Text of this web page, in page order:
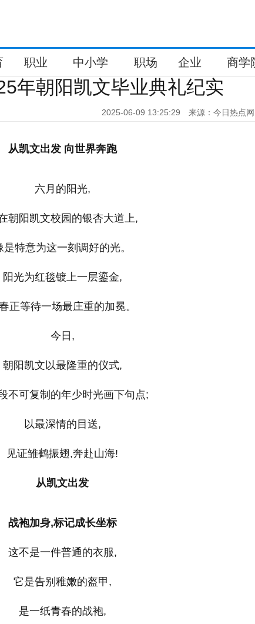
职业 中小学 职场 企业 商学
年朝阳凯文毕业典礼纪实
2025-06-09 13:25:29 来源：今日热点网
从凯文出发 向世界奔跑
六月的阳光,
朝阳凯文校园的银杏大道上,
是特意为这一刻调好的光。
阳光为红毯镀上一层鎏金,
正等待一场最庄重的加冕。
今日,
朝阳凯文以最隆重的仪式,
不可复制的年少时光画下句点;
以最深情的目送,
见证雏鹤振翅,奔赴山海!
从凯文出发
战袍加身,标记成长坐标
这不是一件普通的衣服,
它是告别稚嫩的盔甲,
是一纸青春的战袍,